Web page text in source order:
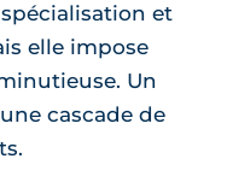
et
elle impose
Un
cascade de